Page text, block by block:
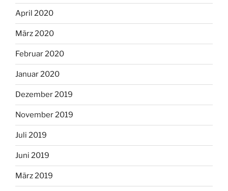
April 2020
März 2020
Februar 2020
Januar 2020
Dezember 2019
November 2019
Juli 2019
Juni 2019
März 2019